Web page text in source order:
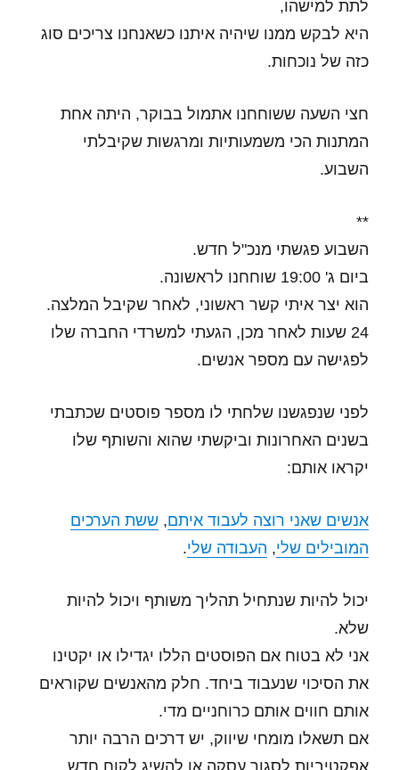
לתת למישהו,
היא לבקש ממנו שיהיה איתנו כשאנחנו צריכים סוג
כזה של נוכחות.
חצי השעה ששוחחנו אתמול בבוקר, היתה אחת
המתנות הכי משמעותיות ומרגשות שקיבלתי
השבוע.
**
השבוע פגשתי מנכ"ל חדש.
ביום ג' 19:00 שוחחנו לראשונה.
הוא יצר איתי קשר ראשוני, לאחר שקיבל המלצה.
24 שעות לאחר מכן, הגעתי למשרדי החברה שלו
לפגישה עם מספר אנשים.
לפני שנפגשנו שלחתי לו מספר פוסטים שכתבתי
בשנים האחרונות וביקשתי שהוא והשותף שלו
יקראו אותם:
אנשים שאני רוצה לעבוד איתם,ששת הערכים
המובילים שלי, העבודה שלי.
יכול להיות שנתחיל תהליך משותף ויכול להיות
שלא.
אני לא בטוח אם הפוסטים הללו יגדילו או יקטינו
את הסיכוי שנעבוד ביחד. חלק מהאנשים שקוראים
אותם חווים אותם כרוחניים מדי.
אם תשאלו מומחי שיווק, יש דרכים הרבה יותר
אפקטיביות לסגור עסקה או להשיג לקוח חדש.